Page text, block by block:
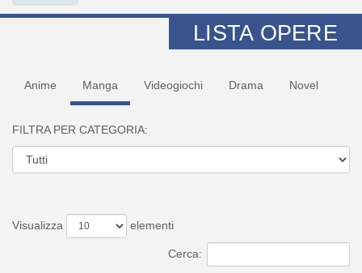
LISTA OPERE
Anime Manga Videogiochi Drama Novel
FILTRA PER CATEGORIA:
Visualizza elementi
Cerca: